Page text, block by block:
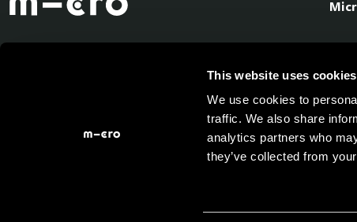
This website uses cookies
We use cookies to
traffic. We also share
analytics partners who
they’ve collected from